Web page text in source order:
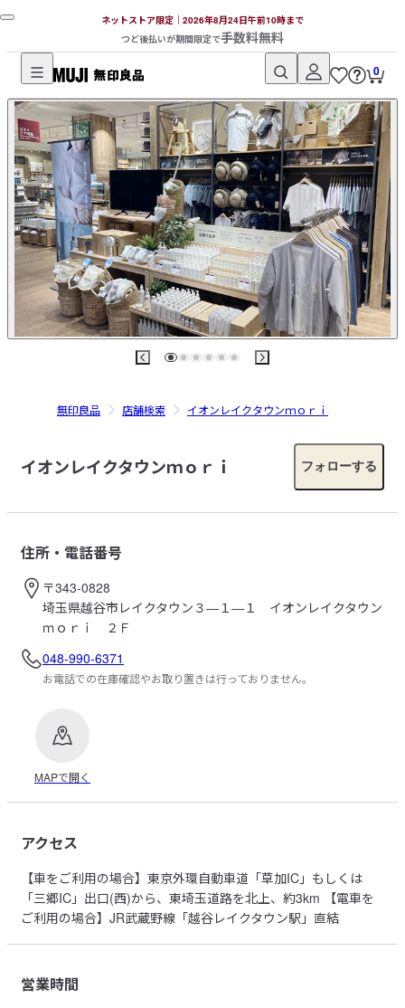
ネットストア限定｜2026年8月24日午前10時まで
つど後払いが期間限定で手数料無料
無
印
良
品
ネ
ッ
ト
ス
ト
ア
0
無印良品 店舗検索 イオンレイクタウンｍｏｒｉ
イオンレイクタウンｍｏｒｉ フォローする
住所・電話番号
〒343-0828
埼玉県越谷市レイクタウン３―１―１ イオンレイクタウン
ｍｏｒｉ ２Ｆ
048-990-6371
お電話での在庫確認やお取り置きは行っておりません。
MAPで開く
アクセス
【車をご利用の場合】東京外環自動車道「草加IC」もしくは
「三郷IC」出口(西)から、東埼玉道路を北上、約3km 【電車を
ご利用の場合】JR武蔵野線「越谷レイクタウン駅」直結
営業時間